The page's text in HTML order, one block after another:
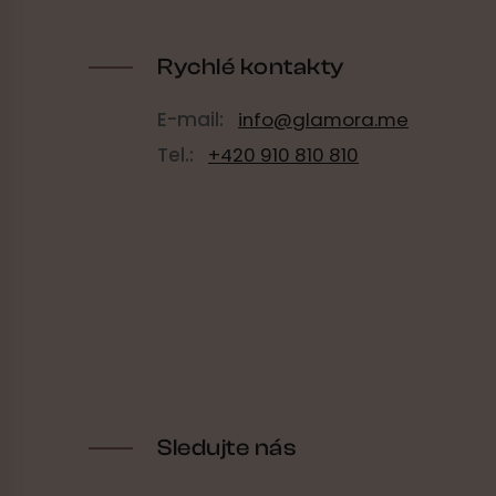
Rychlé kontakty
E-mail:
info@glamora.me
Tel.:
+420 910 810 810
Sledujte nás